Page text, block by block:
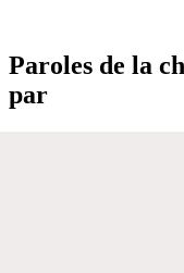
Paroles de la
par